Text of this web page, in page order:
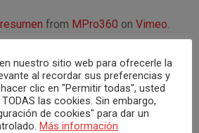
from MPro360 on Vimeo.
de un día para recordar, una
divertida y, sobretodo, flamenca!!.
vivan los novios!
nuestro sitio web para ofrecerle la
al recordar sus preferencias y
clic en "Permitir todas", usted
las cookies. Sin embargo,
de cookies" para dar un
Más información